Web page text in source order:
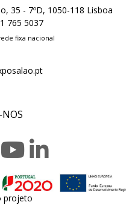
35 - 7ºD, 1050-118 Lisboa
765 5037
fixa nacional
projeto